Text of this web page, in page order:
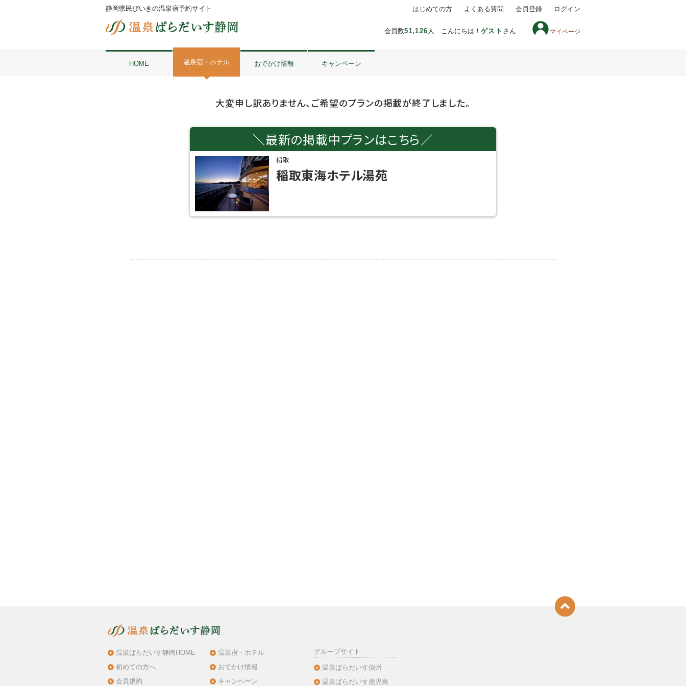
静岡県民びいきの温泉宿予約サイト
会員数51,126 人 こんにちは！ゲスト さん マイページ
はじめての方 よくある質問 会員登録 ログイン
HOME 温泉宿・ホテル おでかけ情報 キャンペーン
大変申し訳ありません、ご希望のプランの掲載が終了しました。
＼最新の掲載中プランはこちら／
稲取
稲取東海ホテル湯苑
温泉ぱらだいす静岡HOME
初めての方へ
会員規約
温泉宿・ホテル
おでかけ情報
キャンペーン
グループサイト
温泉ぱらだいす信州
温泉ぱらだいす鹿児島